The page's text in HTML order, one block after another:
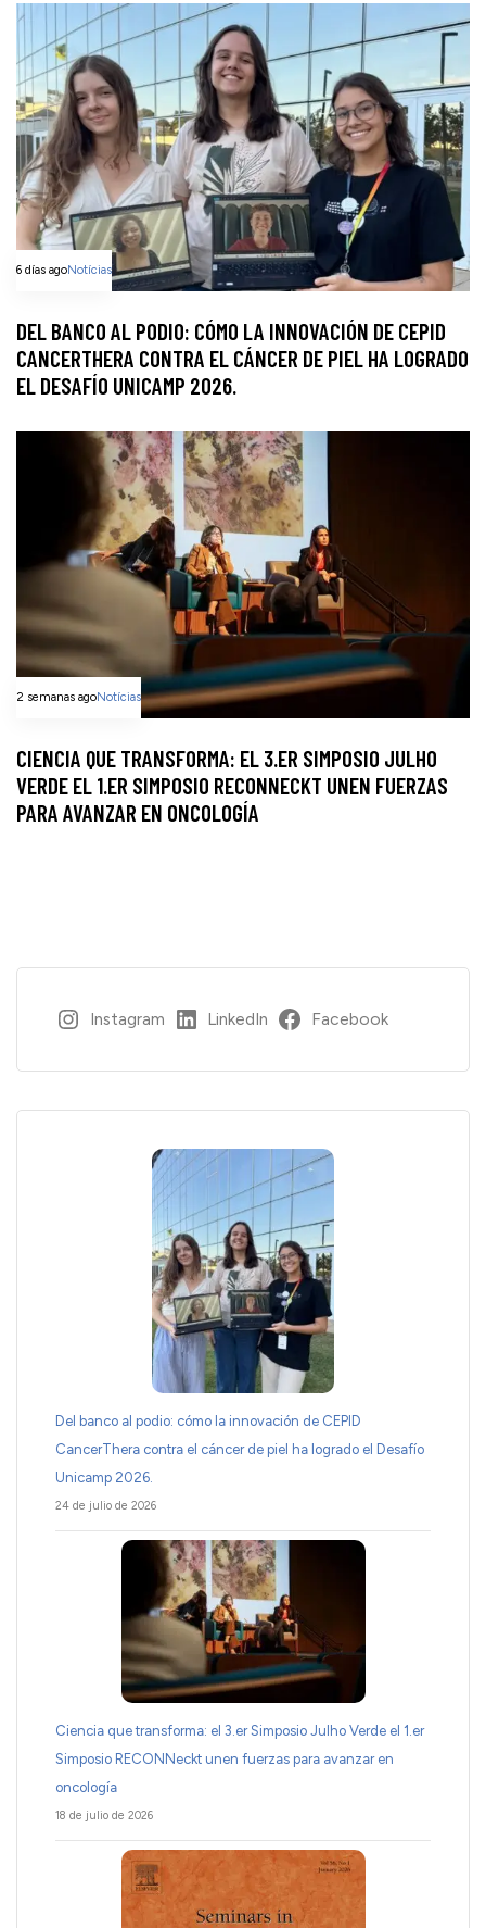
6 días agoNotícias
DEL BANCO AL PODIO: CÓMO LA INNOVACIÓN DE CEPID
CANCERTHERA CONTRA EL CÁNCER DE PIEL HA LOGRADO
EL DESAFÍO UNICAMP 2026.
2 semanas agoNotícias
CIENCIA QUE TRANSFORMA: EL 3.ER SIMPOSIO JULHO
VERDE EL 1.ER SIMPOSIO RECONNECKT UNEN FUERZAS
PARA AVANZAR EN ONCOLOGÍA
Instagram LinkedIn Facebook
Del banco al podio: cómo la innovación de CEPID
CancerThera contra el cáncer de piel ha logrado el Desafío
Unicamp 2026.
24 de julio de 2026
Ciencia que transforma: el 3.er Simposio Julho Verde el 1.er
Simposio RECONNeckt unen fuerzas para avanzar en
oncología
18 de julio de 2026